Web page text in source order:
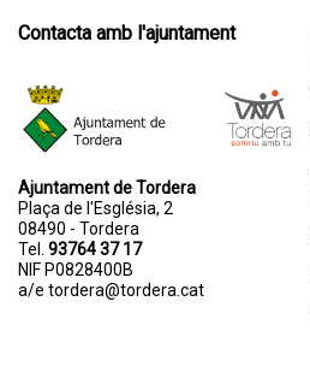
Contacta amb l'ajuntament
Ajuntament de Tordera
Plaça de l'Església, 2
08490 - Tordera
Tel. 93764 37 17
NIF P0828400B
a/e tordera@tordera.cat